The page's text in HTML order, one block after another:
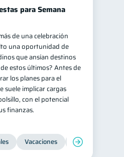
para Semana
de una celebración
una oportunidad de
que ansían destinos
estos últimos? Antes de
los planes para el
suele implicar cargas
con el potencial
finanzas.
Vacaciones Organización